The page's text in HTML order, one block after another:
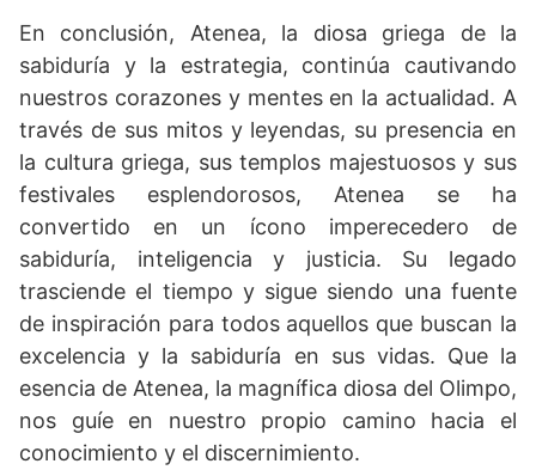
En conclusión, Atenea, la diosa griega de la
sabiduría y la estrategia, continúa cautivando
nuestros corazones y mentes en la actualidad. A
través de sus mitos y leyendas, su presencia en
la cultura griega, sus templos majestuosos y sus
festivales esplendorosos, Atenea se ha
convertido en un ícono imperecedero de
sabiduría, inteligencia y justicia. Su legado
trasciende el tiempo y sigue siendo una fuente
de inspiración para todos aquellos que buscan la
excelencia y la sabiduría en sus vidas. Que la
esencia de Atenea, la magnífica diosa del Olimpo,
nos guíe en nuestro propio camino hacia el
conocimiento y el discernimiento.